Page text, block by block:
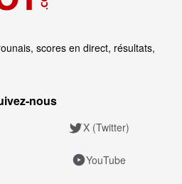
scores en direct, résultats,
X (Twitter)
YouTube